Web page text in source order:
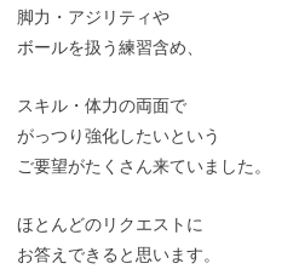
脚力・アジリティや
ボールを扱う練習含め、
スキル・体力の両面で
がっつり強化したいという
ご要望がたくさん来ていました。
ほとんどのリクエストに
お答えできると思います。